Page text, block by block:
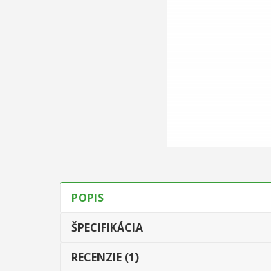
POPIS
ŠPECIFIKÁCIA
RECENZIE (1)